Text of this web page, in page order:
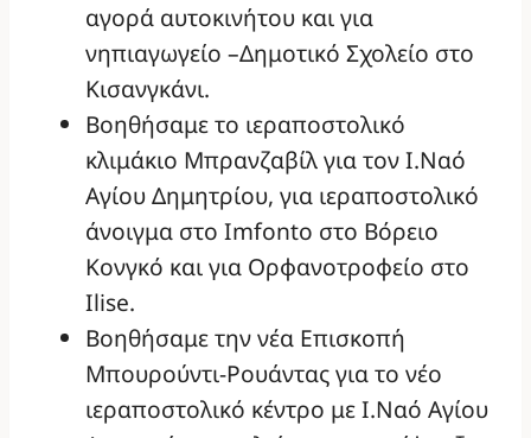
αγορά αυτοκινήτου και για
νηπιαγωγείο –Δημοτικό Σχολείο στο
Κισανγκάνι.
Βοηθήσαμε το ιεραποστολικό
κλιμάκιο Μπρανζαβίλ για τον Ι.Ναό
Αγίου Δημητρίου, για ιεραποστολικό
άνοιγμα στο Imfonto στο Βόρειο
Κονγκό και για Ορφανοτροφείο στο
Ilise.
Βοηθήσαμε την νέα Επισκοπή
Μπουρούντι-Ρουάντας για το νέο
ιεραποστολικό κέντρο με Ι.Ναό Αγίου